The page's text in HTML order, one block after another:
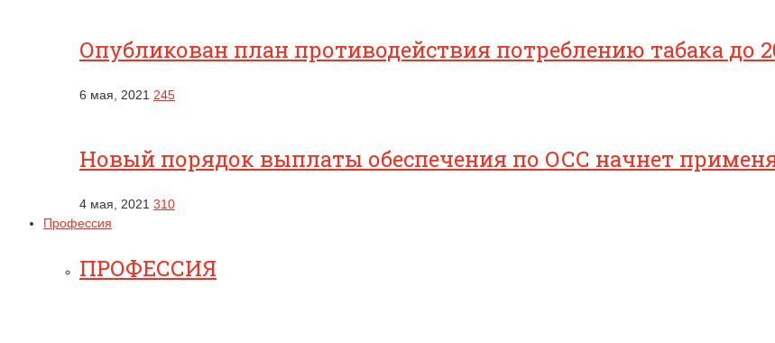
Опубликован план противодействия потреблению табака до
6 мая, 2021 245
Новый порядок выплаты обеспечения по ОСС начнет
4 мая, 2021 310
Профессия
ПРОФЕССИЯ